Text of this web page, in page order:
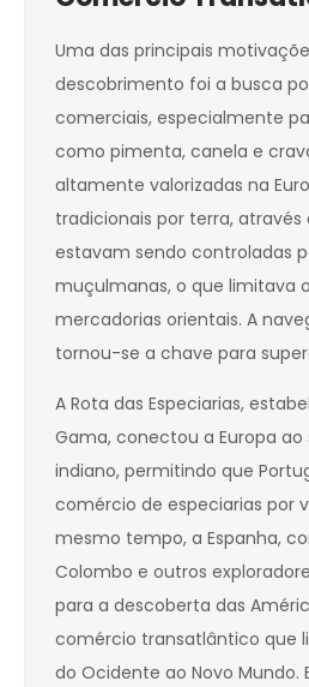
Uma das principais
descobrimento foi a busca
comerciais, especialmente
como pimenta, canela e
altamente valorizadas na
tradicionais por terra, através
estavam sendo controladas
muçulmanas, o que limitava
mercadorias orientais. A
tornou-se a chave para
A Rota das Especiarias,
Gama, conectou a Europa
indiano, permitindo que
comércio de especiarias por
mesmo tempo, a Espanha,
Colombo e outros
para a descoberta das
comércio transatlântico que
do Ocidente ao Novo Mundo.